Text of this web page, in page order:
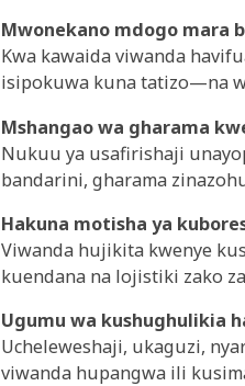
Mwonekano mdogo mara
Kwa kawaida viwanda
isipokuwa kuna tatizo—na
Mshangao wa gharama
Nukuu ya usafirishaji
bandarini, gharama
Hakuna motisha ya
Viwanda hujikita kwenye
kuendana na lojistiki zako
Ugumu wa kushughulikia
Ucheleweshaji, ukaguzi,
viwanda hupangwa ili